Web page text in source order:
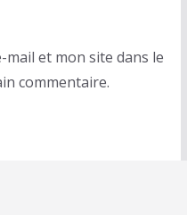
et mon site dans le
commentaire.